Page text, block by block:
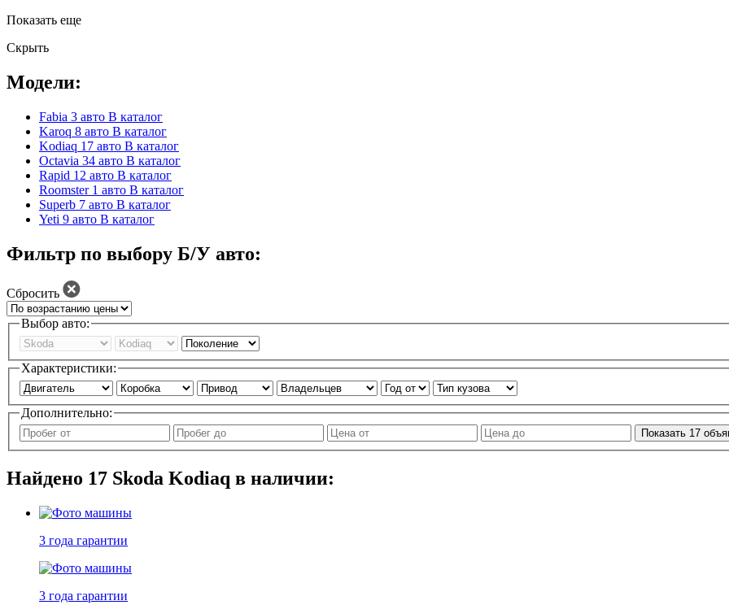
Показать еще
Скрыть
Модели:
Fabia 3 авто В каталог
Karoq 8 авто В каталог
Kodiaq 17 авто В каталог
Octavia 34 авто В каталог
Rapid 12 авто В каталог
Roomster 1 авто В каталог
Superb 7 авто В каталог
Yeti 9 авто В каталог
Фильтр по выбору Б/У авто:
Сбросить
Выбор авто:
Характеристики:
Дополнительно:
Показать 17
Найдено 17 Skoda Kodiaq в наличии:
3 года гарантии
3 года гарантии